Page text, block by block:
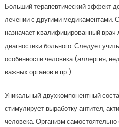
Больший терапевтический эффект
лечении с другими медикаментами.
назначает квалифицированный
диагностики больного. Следует
особенности человека (аллергия,
важных органов и пр.).
Уникальный двухкомпонентный
стимулирует выработку антител,
человека. Организм самостоятельно